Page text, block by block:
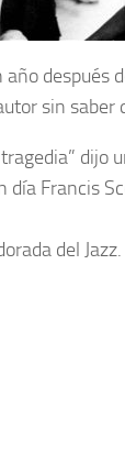
después
sin saber
dijo
Francis
del Jazz.